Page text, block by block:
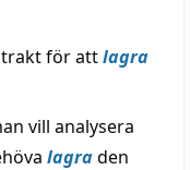
för attlagra
vill analysera
lagraden